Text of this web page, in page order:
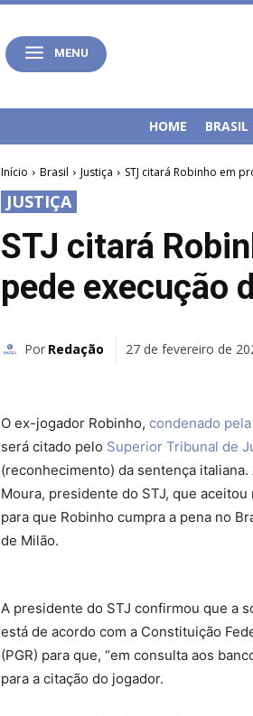
MENU
HOME BRASIL
Início Brasil Justiça STJ citará Robinho em
JUSTIÇA
STJ citará
pede execução
Por Redação 27 de fevereiro de
O ex-jogador Robinho, condenado
será citado pelo Superior Tribunal de
(reconhecimento) da sentença
Moura, presidente do STJ, que
para que Robinho cumpra a pena no
de Milão.
A presidente do STJ confirmou que a
está de acordo com a Constituição
(PGR) para que, “em consulta aos
para a citação do jogador.